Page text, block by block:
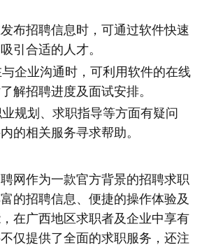
布招聘信息时，可通过软件快速
引合适的人才。
企业沟通时，可利用软件的在线
解招聘进度及面试安排。
规划、求职指导等方面有疑问
的相关服务寻求帮助。
网作为一款官方背景的招聘求职
的招聘信息、便捷的操作体验及
在广西地区求职者及企业中享有
仅提供了全面的求职服务，还注